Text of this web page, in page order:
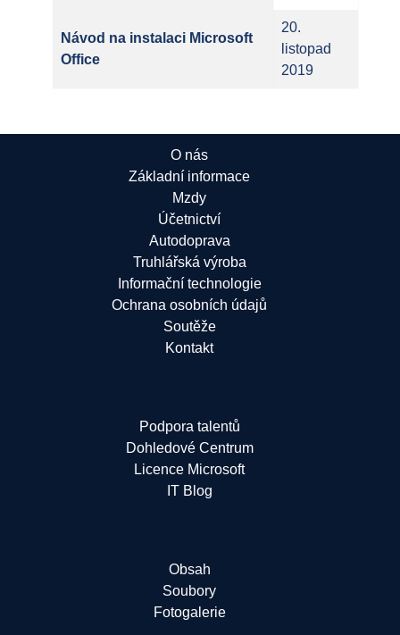
Návod na instalaci Microsoft
Office
20.
listopad
2019
O nás
Základní informace
Mzdy
Účetnictví
Autodoprava
Truhlářská výroba
Informační technologie
Ochrana osobních údajů
Soutěže
Kontakt
Podpora talentů
Dohledové Centrum
Licence Microsoft
IT Blog
Obsah
Soubory
Fotogalerie